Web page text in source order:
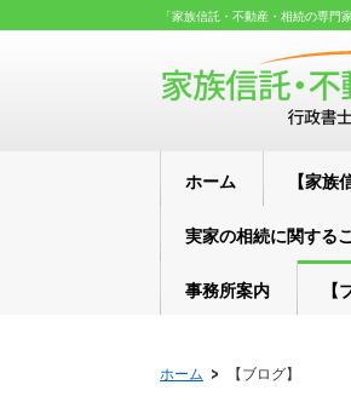
「家族信託・不動産・相続の専
ホーム 【家族
実家の相続に関する
事務所案内 【
ホーム 【ブログ】